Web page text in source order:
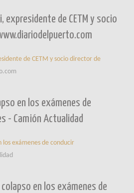
expresidente de CETM y socio
de CETM y socio director de
en los exámenes de
- Camión Actualidad
los exámenes de conducir
colapso en los exámenes de